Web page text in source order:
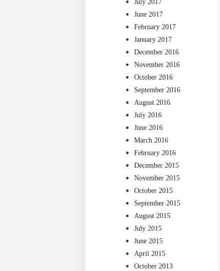
July 2017
June 2017
February 2017
January 2017
December 2016
November 2016
October 2016
September 2016
August 2016
July 2016
June 2016
March 2016
February 2016
December 2015
November 2015
October 2015
September 2015
August 2015
July 2015
June 2015
April 2015
October 2013